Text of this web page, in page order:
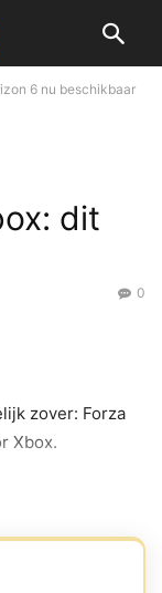
6 nu beschikbaar
dit
0
zover: Forza
Xbox.